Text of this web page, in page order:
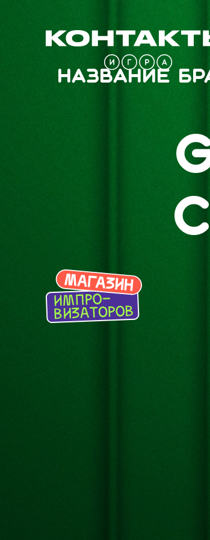
Название